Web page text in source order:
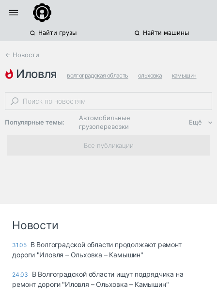
Найти грузы Найти машины
← Новости
иловля волгоградская область ольховка камышин
Популярные темы:
Автомобильные
грузоперевозки
Региональная
логистика
опасные грузы
страхование
Ещё
Все публикации
Новости
31.05 В Волгоградской области продолжают ремонт
дороги "Иловля – Ольховка – Камышин"
24.03
В Волгоградской области ищут подрядчика на
ремонт дороги "Иловля – Ольховка – Камышин"